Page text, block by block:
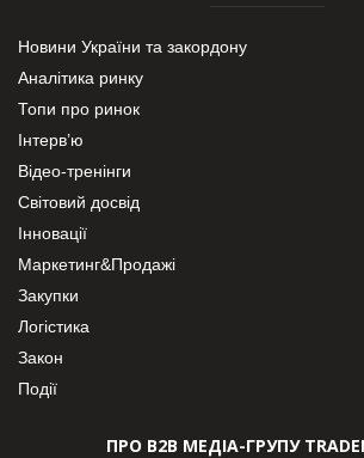
Новини України та закордону
Аналітика ринку
Топи про ринок
Інтерв’ю
Відео-тренінги
Світовий досвід
Інновації
Маркетинг&Продажі
Закупки
Логістика
Закон
Події
ПРО В2В МЕДІА-ГРУПУ